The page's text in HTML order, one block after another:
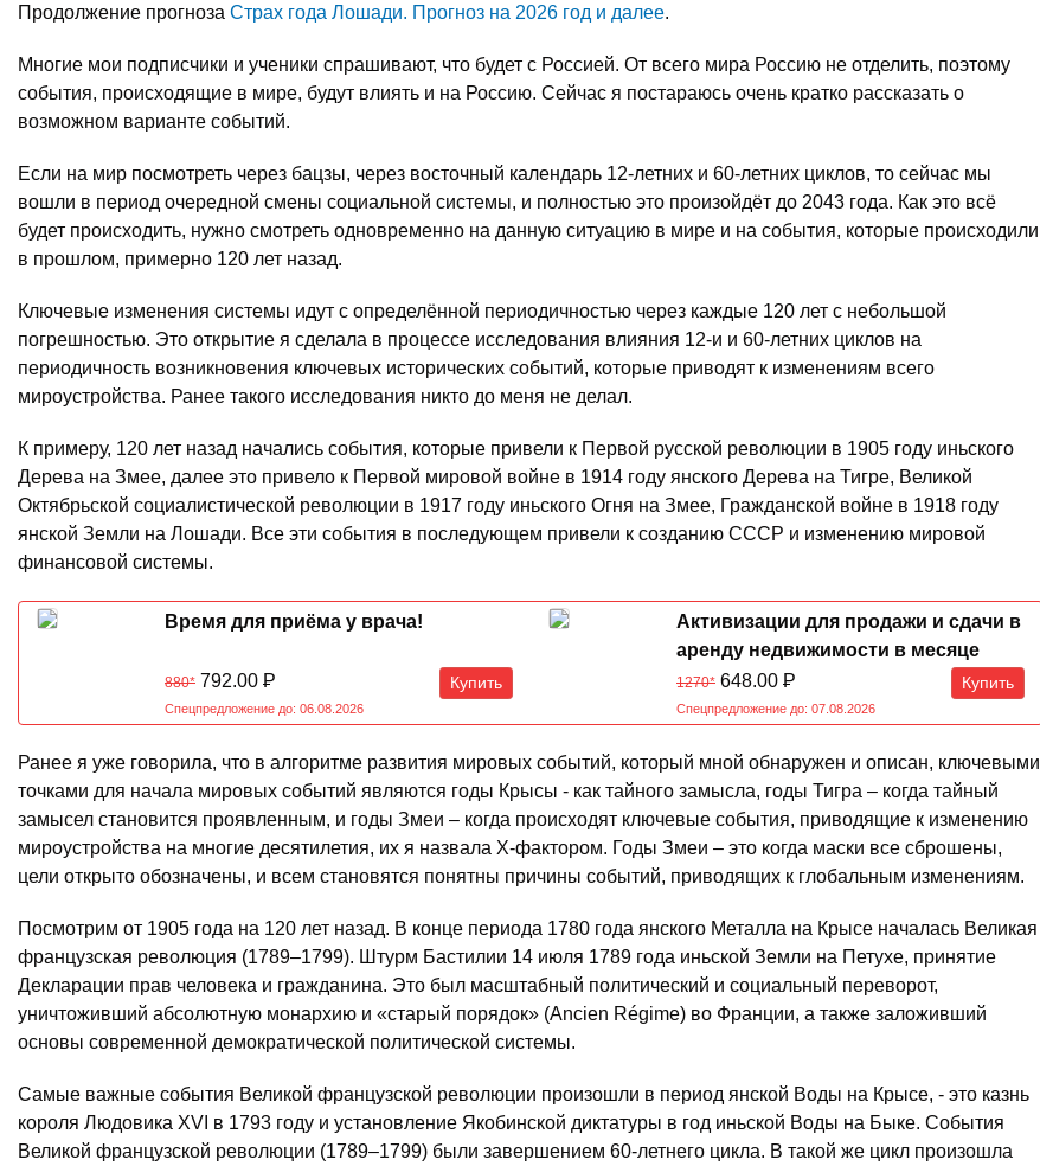
Продолжение прогноза Страх года Лошади. Прогноз на 2026 год и далее.
Многие мои подписчики и ученики спрашивают, что будет с Россией. От всего мира Россию не отделить, поэтому
события, происходящие в мире, будут влиять и на Россию. Сейчас я постараюсь очень кратко рассказать о
возможном варианте событий.
Если на мир посмотреть через бацзы, через восточный календарь 12-летних и 60-летних циклов, то сейчас мы
вошли в период очередной смены социальной системы, и полностью это произойдёт до 2043 года. Как это всё
будет происходить, нужно смотреть одновременно на данную ситуацию в мире и на события, которые происходили
в прошлом, примерно 120 лет назад.
Ключевые изменения системы идут с определённой периодичностью через каждые 120 лет с небольшой
погрешностью. Это открытие я сделала в процессе исследования влияния 12-и и 60-летних циклов на
периодичность возникновения ключевых исторических событий, которые приводят к изменениям всего
мироустройства. Ранее такого исследования никто до меня не делал.
К примеру, 120 лет назад начались события, которые привели к Первой русской революции в 1905 году иньского
Дерева на Змее, далее это привело к Первой мировой войне в 1914 году янского Дерева на Тигре, Великой
Октябрьской социалистической революции в 1917 году иньского Огня на Змее, Гражданской войне в 1918 году
янской Земли на Лошади. Все эти события в последующем привели к созданию СССР и изменению мировой
финансовой системы.
Время для приёма у врача!
880* 792.00 Р Купить
Спецпредложение до: 06.08.2026
Активизации для продажи и сдачи в
аренду недвижимости в месяце
Обезьяны 07.08-07.09.2026
1270* 648.00 Р Купить
Спецпредложение до: 07.08.2026
Ранее я уже говорила, что в алгоритме развития мировых событий, который мной обнаружен и описан, ключевыми
точками для начала мировых событий являются годы Крысы - как тайного замысла, годы Тигра – когда тайный
замысел становится проявленным, и годы Змеи – когда происходят ключевые события, приводящие к изменению
мироустройства на многие десятилетия, их я назвала X-фактором. Годы Змеи – это когда маски все сброшены,
цели открыто обозначены, и всем становятся понятны причины событий, приводящих к глобальным изменениям.
Посмотрим от 1905 года на 120 лет назад. В конце периода 1780 года янского Металла на Крысе началась Великая
французская революция (1789–1799). Штурм Бастилии 14 июля 1789 года иньской Земли на Петухе, принятие
Декларации прав человека и гражданина. Это был масштабный политический и социальный переворот,
уничтоживший абсолютную монархию и «старый порядок» (Ancien Régime) во Франции, а также заложивший
основы современной демократической политической системы.
Самые важные события Великой французской революции произошли в период янской Воды на Крысе, - это казнь
короля Людовика XVI в 1793 году и установление Якобинской диктатуры в год иньской Воды на Быке. События
Великой французской революции (1789–1799) были завершением 60-летнего цикла. В такой же цикл произошла